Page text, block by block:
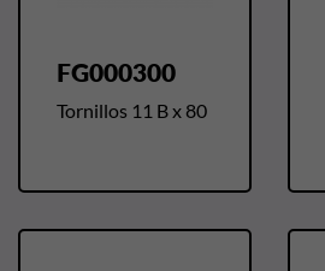
FG000300
Tornillos 11 B x 80